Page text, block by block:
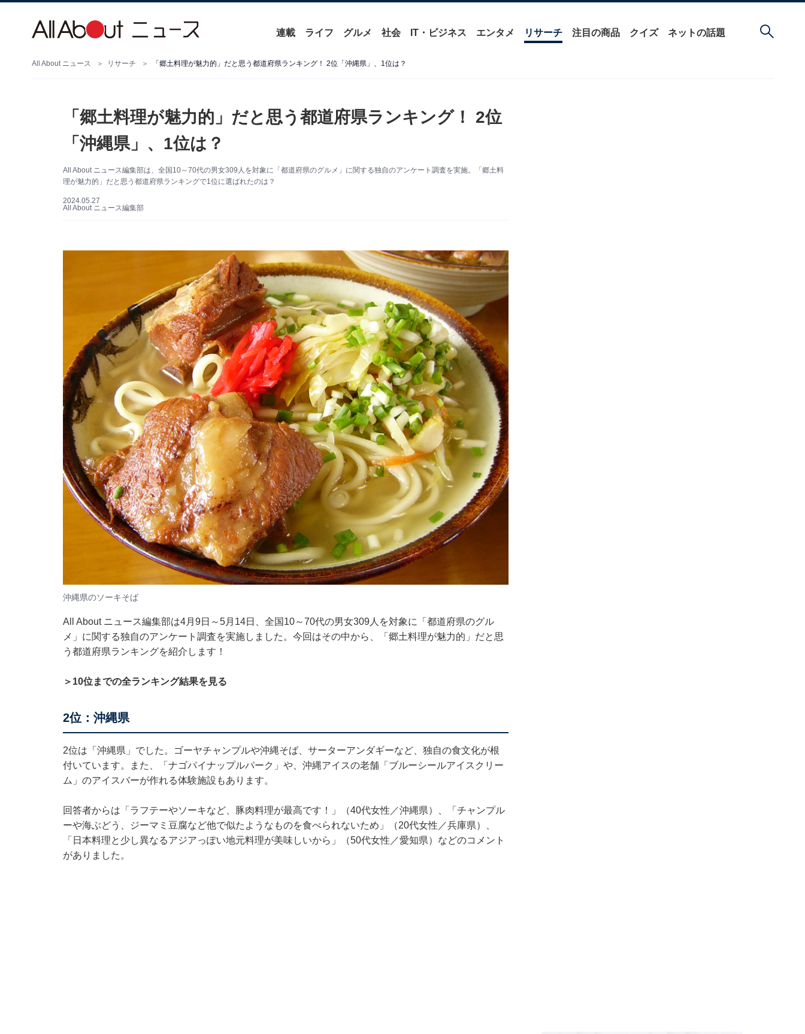
連載 ライフ グルメ 社会 IT・ビジネス エンタメ リサーチ 注目の商品 クイズ ネットの話題
All About ニュース リサーチ 「郷土料理が魅力的」だと思う都道府県ランキング！ 2位「沖縄県」、1位は？
「郷土料理が魅力的」だと思う都道府県ランキング！ 2位
「沖縄県」、1位は？
All About ニュース編集部は、全国10～70代の男女309人を対象に「都道府県のグルメ」に関する独自のアンケート調査を実施。「郷土料
理が魅力的」だと思う都道府県ランキングで1位に選ばれたのは？
2024.05.27
All About ニュース編集部
沖縄県のソーキそば
All About ニュース編集部は4月9日～5月14日、全国10～70代の男女309人を対象に「都道府県のグル
メ」に関する独自のアンケート調査を実施しました。今回はその中から、「郷土料理が魅力的」だと思
う都道府県ランキングを紹介します！
＞10位までの全ランキング結果を見る
2位：沖縄県
2位は「沖縄県」でした。ゴーヤチャンプルや沖縄そば、サーターアンダギーなど、独自の食文化が根
付いています。また、「ナゴパイナップルパーク」や、沖縄アイスの老舗「ブルーシールアイスクリー
ム」のアイスバーが作れる体験施設もあります。
回答者からは「ラフテーやソーキなど、豚肉料理が最高です！」（40代女性／沖縄県）、「チャンプル
ーや海ぶどう、ジーマミ豆腐など他で似たようなものを食べられないため」（20代女性／兵庫県）、
「日本料理と少し異なるアジアっぽい地元料理が美味しいから」（50代女性／愛知県）などのコメント
がありました。